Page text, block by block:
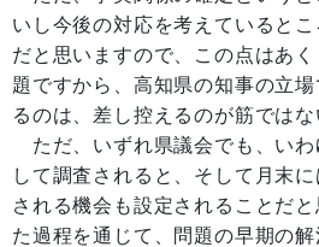
いし今後の対応を考えていると
だと思いますので、この点はあ
題ですから、高知県の知事の立
るのは、差し控えるのが筋ではな
ただ、いずれ県議会でも、いわ
して調査されると、そして月末
される機会も設定されることだ
た過程を通じて、問題の早期の